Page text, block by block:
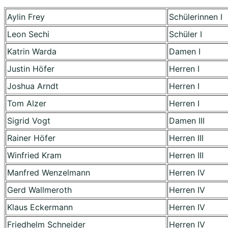
Aylin Frey
Schülerinnen I
Leon Sechi
Schüler I
Katrin Warda
Damen I
Justin Höfer
Herren I
Joshua Arndt
Herren I
Tom Alzer
Herren I
Sigrid Vogt
Damen III
Rainer Höfer
Herren III
Winfried Kram
Herren III
Manfred Wenzelmann
Herren IV
Gerd Wallmeroth
Herren IV
Klaus Eckermann
Herren IV
Friedhelm Schneider
Herren IV